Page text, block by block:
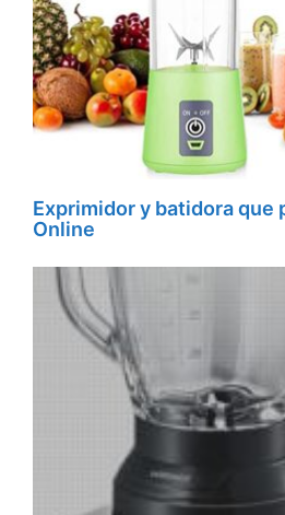
Exprimidor y batidora que
Online